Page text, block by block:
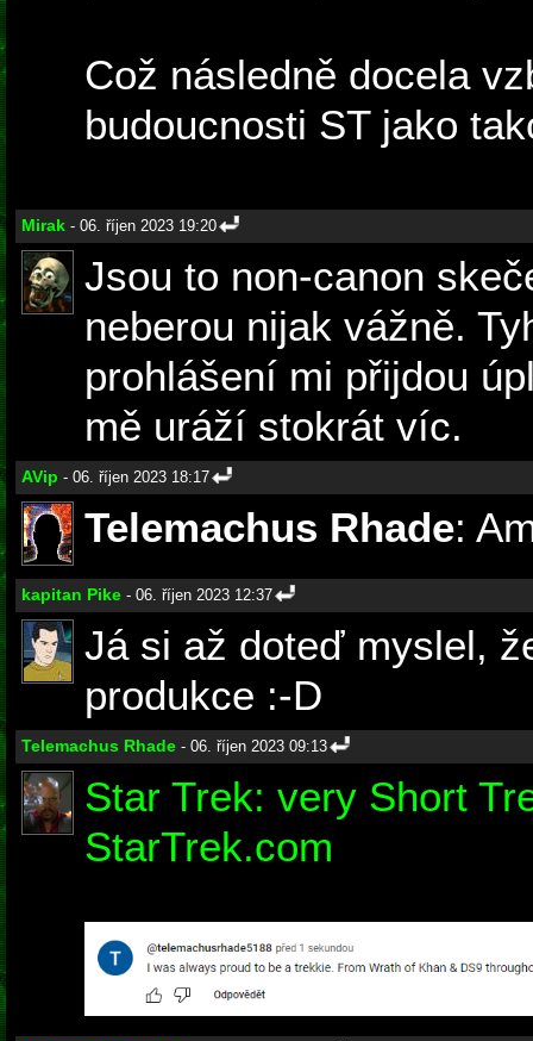
Což následně docela
budoucnosti ST jako
Mirak - 06. říjen 2023 19:20
Jsou to non-canon
neberou nijak vážně.
prohlášení mi přijdou
mě uráží stokrát víc.
AVip - 06. říjen 2023 18:17
Telemachus Rhade:
kapitan Pike - 06. říjen 2023 12:37
Já si až doteď myslel,
produkce :-D
Telemachus Rhade - 06. říjen 2023 09:13
Star Trek: very Short
StarTrek.com